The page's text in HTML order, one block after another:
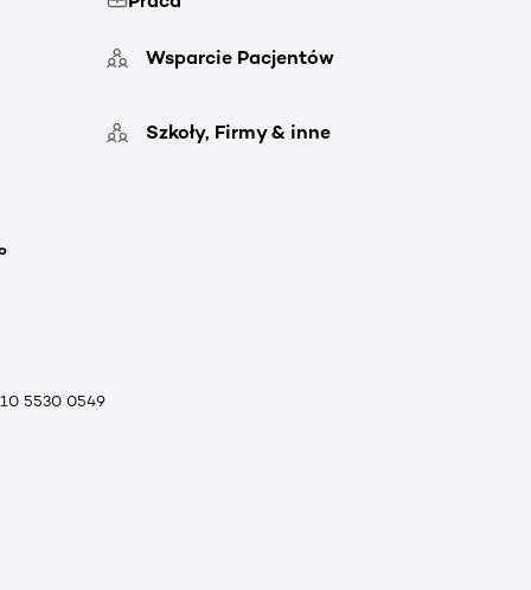
Wsparcie Pacjentów
Szkoły, Firmy & inne
5530 0549